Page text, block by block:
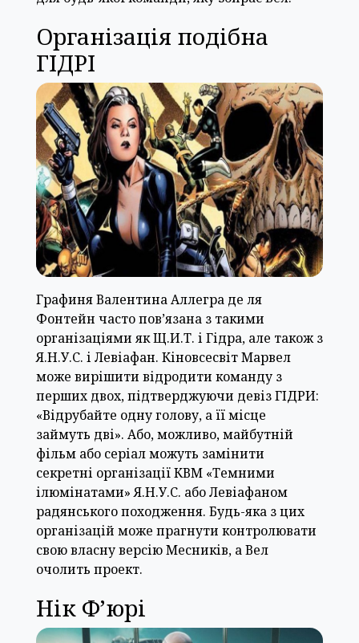
Організація подібна
ГІДРІ
Графиня Валентина Аллегра де ля
Фонтейн часто пов’язана з такими
організаціями як Щ.И.Т. і Гідра, але також з
Я.Н.У.С. і Левіафан. Кіновсесвіт Марвел
може вирішити відродити команду з
перших двох, підтверджуючи девіз ГІДРИ:
«Відрубайте одну голову, а її місце
займуть дві». Або, можливо, майбутній
фільм або серіал можуть замінити
секретні організації КВМ «Темними
ілюмінатами» Я.Н.У.С. або Левіафаном
радянського походження. Будь-яка з цих
організацій може прагнути контролювати
свою власну версію Месників, а Вел
очолить проект.
Нік Ф’юрі